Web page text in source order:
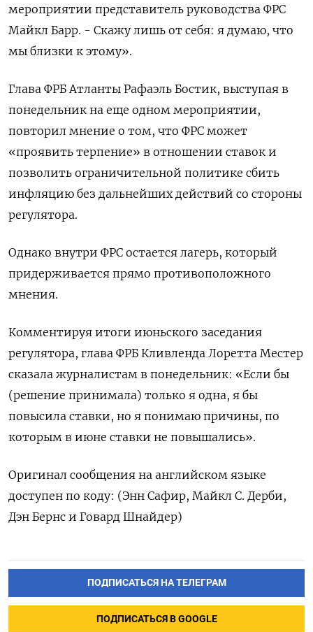
мероприятии представитель руководства ФРС
Майкл Барр. - Скажу лишь от себя: я думаю, что
мы близки к этому».
Глава ФРБ Атланты Рафаэль Бостик, выступая в
понедельник на еще одном мероприятии,
повторил мнение о том, что ФРС может
«проявить терпение» в отношении ставок и
позволить ограничительной политике сбить
инфляцию без дальнейших действий со стороны
регулятора.
Однако внутри ФРС остается лагерь, который
придерживается прямо противоположного
мнения.
Комментируя итоги июньского заседания
регулятора, глава ФРБ Кливленда Лоретта Местер
сказала журналистам в понедельник: «Если бы
(решение принимала) только я одна, я бы
повысила ставки, но я понимаю причины, по
которым в июне ставки не повышались».
Оригинал сообщения на английском языке
доступен по коду: (Энн Сафир, Майкл С. Дерби,
Дэн Бернс и Говард Шнайдер)
ПОДПИСАТЬСЯ НА ТЕЛЕГРАМ
ПОДПИСАТЬСЯ В GOOGLE